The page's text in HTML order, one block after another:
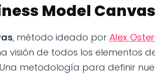
Model Canvas
, método ideado por Alex
visión de todos los elementos
metodología para definir